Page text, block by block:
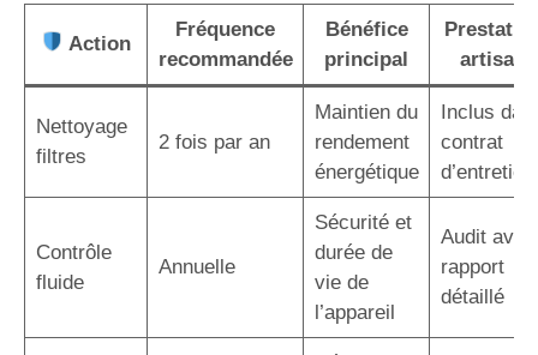
Action
Fréquence
recommandée
Bénéfice
principal
artisan
Nettoyage
filtres
2 fois par an
Maintien du
rendement
énergétique
Inclus
contrat
d’entretien
Contrôle
fluide
Annuelle
Sécurité et
durée de
vie de
l’appareil
Audit avec
rapport
détaillé